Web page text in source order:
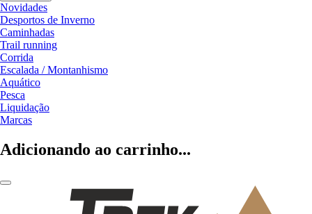
Novidades
Desportos de Inverno
Caminhadas
Trail running
Corrida
Escalada / Montanhismo
Aquático
Pesca
Liquidação
Marcas
Adicionando ao carrinho...